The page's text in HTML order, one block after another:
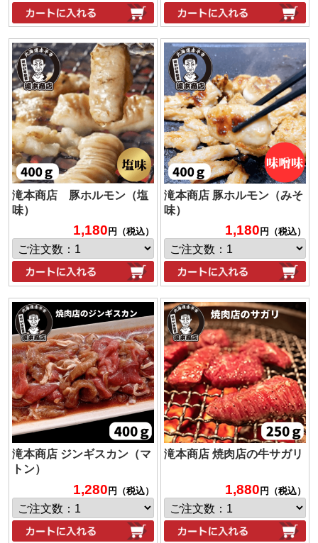
滝本商店 豚ホルモン（塩
味）
1,180 円（税込）
滝本商店 豚ホルモン（みそ
味）
1,180 円（税込）
滝本商店 ジンギスカン（マ
トン）
1,280 円（税込）
滝本商店 焼肉店の牛サガリ
1,880 円（税込）